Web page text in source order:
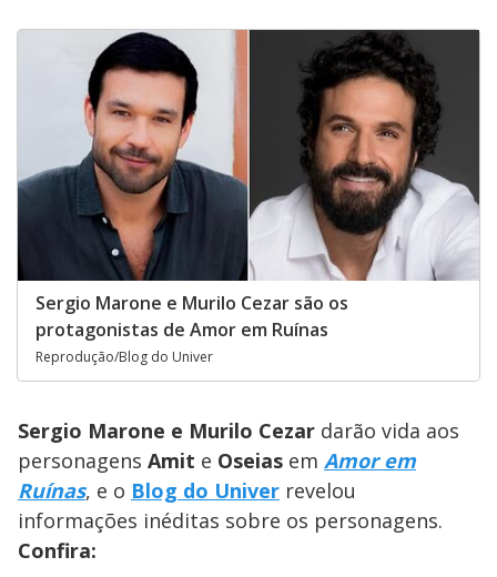
Sergio Marone e Murilo Cezar são os
protagonistas de Amor em Ruínas
Reprodução/Blog do Univer
Sergio Marone e Murilo Cezar darão vida aos
personagens Amit e Oseias em Amor em
Ruínas, e o Blog do Univer revelou
informações inéditas sobre os personagens.
Confira: